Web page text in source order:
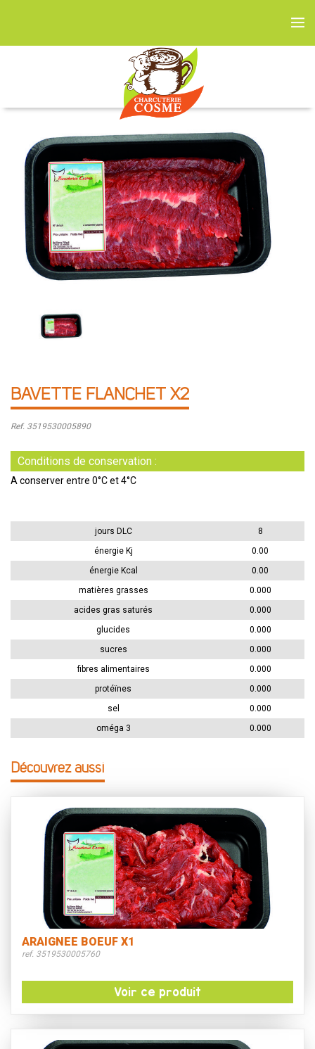
BAVETTE FLANCHET X2
Ref. 3519530005890
Conditions de conservation :
A conserver entre 0°C et 4°C
jours DLC
8
énergie Kj
0.00
énergie Kcal
0.00
matières grasses
0.000
acides gras saturés
0.000
glucides
0.000
sucres
0.000
fibres alimentaires
0.000
protéïnes
0.000
sel
0.000
oméga 3
0.000
Découvrez aussi
ARAIGNEE BOEUF X1
ref. 3519530005760
Voir ce produit